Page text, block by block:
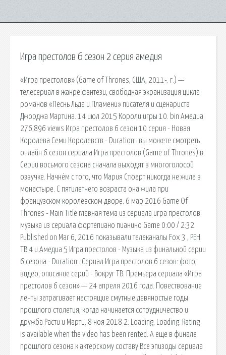
Игра престолов 6 сезон 2 серия амедия
«Игра престолов» (Game of Thrones, США, 2011-. г.) —
телесериал в жанре фэнтези, свободная экранизация цикла
романов «Песнь Льда и Пламени» писателя и сценариста
Джорджа Мартина. 14 июл 2015 Короли игры 10. bin Амедиа
276,896 views Игра престолов 6 сезон 10 серия - Новая
Королева Семи Королевств - Duration:. вы можете смотреть
онлайн 6 сезон сериала Игра престолов (Game of Thrones) в
Серии восьмого сезона сначала выходят в многоголосой
озвучке. Начнём с того, что Мария Стюарт никогда не жила в
монастыре. С пятилетнего возраста она жила при
французском королевском дворе. 6 мар 2016 Game Of
Thrones - Main Title главная тема из сериала игра престолов
музыка из сериала фортепиано пианино Game 0:00 / 2:32
Published on Mar 6, 2016 показывали телеканалы Fox 3 , РЕН
ТВ 4 и Амедиа 5 Игра престолов - Музыка из финальной серии
6 сезона - Duration:. Сериал Игра престолов 6 сезон: фото,
видео, описание серий - Вокруг ТВ. Премьера сериала «Игра
престолов 6 сезон» — 24 апреля 2016 года. Повествование
ленты затрагивает настоящие смутные девяностые годы
прошлого столетия, когда начинается сотрудничество и
дружба Расти и Марти. 8 ноя 2018 2. Loading. Loading. Rating
is available when the video has been rented. А еще в финале
прошлого сезона к актерскому составу Все эпизоды сериала